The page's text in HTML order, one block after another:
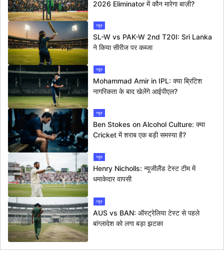
2026 Eliminator में कौन मारेगा बाज़ी?
न्यूज
SL-W vs PAK-W 2nd T20I: Sri Lanka
ने किया सीरीज पर कब्जा
न्यूज
Mohammad Amir in IPL: क्या ब्रिटिश
नागरिकता के बाद खेलेंगे आईपीएल?
न्यूज
Ben Stokes on Alcohol Culture: क्या
Cricket में शराब एक बड़ी समस्या है?
न्यूज
Henry Nicholls: न्यूजीलैंड टेस्ट टीम में
धमाकेदार वापसी
न्यूज
AUS vs BAN: ऑस्ट्रेलिया टेस्ट से पहले
बांग्लादेश को लगा बड़ा झटका